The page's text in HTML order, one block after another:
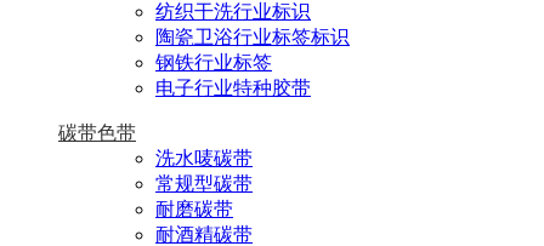
纺织干洗行业标识
陶瓷卫浴行业标签标识
钢铁行业标签
电子行业特种胶带
碳带色带
洗水唛碳带
常规型碳带
耐磨碳带
耐酒精碳带